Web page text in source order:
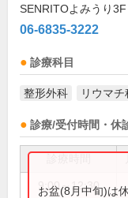
SENRITOよみうり3F
06-6835-3222
診療科目
整形外科 リウマチ
診療/受付時間・休
9:00～12:30
お盆(8月中旬)は